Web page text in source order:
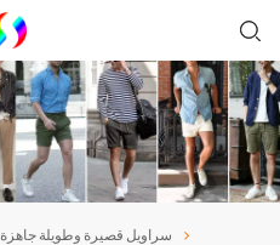
سراويل قصيرة وطويلة جاهزة